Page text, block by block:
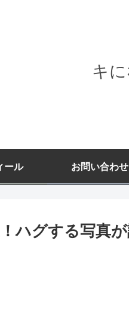
キ
ール お問い合わせ
ハグする写真